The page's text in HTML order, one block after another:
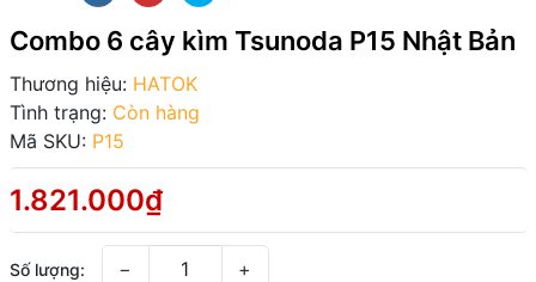
Combo 6 cây kìm Tsunoda P15 Nhật Bản
Thương hiệu: HATOK
Tình trạng: Còn hàng
Mã SKU: P15
1.821.000₫
Số lượng: − +